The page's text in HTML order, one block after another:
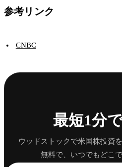
参考リンク
CNBC
最短1分
ウッドストックで米国株投資
無料で、いつでもどこ